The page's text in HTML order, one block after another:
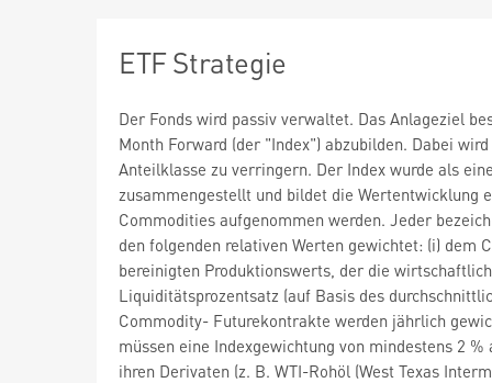
ETF Strategie
Der Fonds wird passiv verwaltet. Das Anlageziel
Month Forward (der "Index") abzubilden. Dabei
Anteilklasse zu verringern. Der Index wurde als
zusammengestellt und bildet die Wertentwicklung
Commodities aufgenommen werden. Jeder
den folgenden relativen Werten gewichtet: (i) dem
bereinigten Produktionswerts, der die
Liquiditätsprozentsatz (auf Basis des
Commodity- Futurekontrakte werden jährlich
müssen eine Indexgewichtung von mindestens 2
ihren Derivaten (z. B. WTI-Rohöl (West Texas